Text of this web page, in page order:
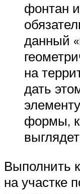
фонтан
данный
на
дать
формы,
Выполнить
на участке